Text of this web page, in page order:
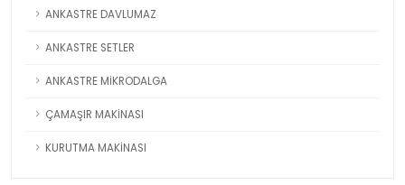
ANKASTRE DAVLUMAZ
ANKASTRE SETLER
ANKASTRE MİKRODALGA
ÇAMAŞIR MAKİNASI
KURUTMA MAKİNASI